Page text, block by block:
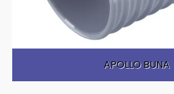
APOLLO BUNA